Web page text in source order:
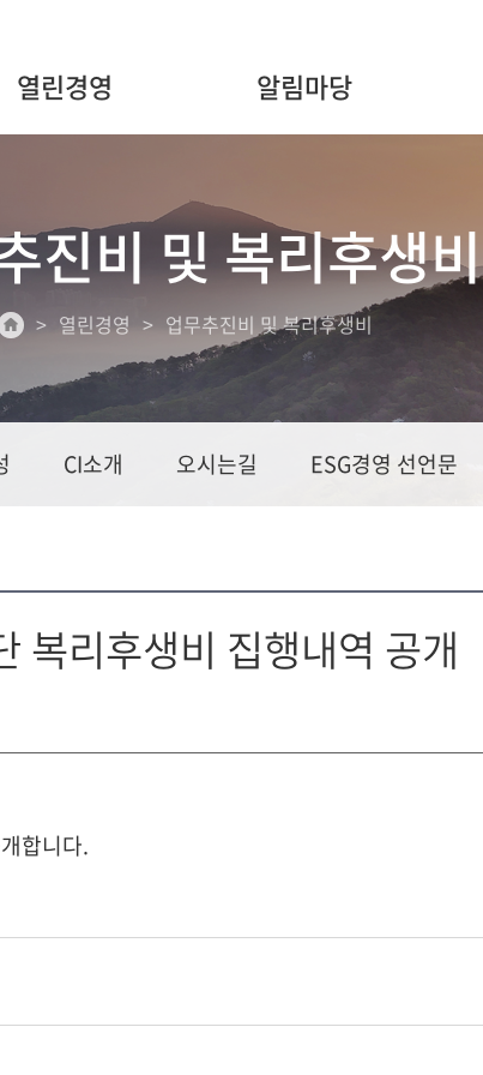
열린경영 알림마당
진비 및 복리후생비
열린경영 업무추진비 및 복리후생비
CI소개 오시는길 ESG경영 선언문
복리후생비 집행내역 공개
합니다.